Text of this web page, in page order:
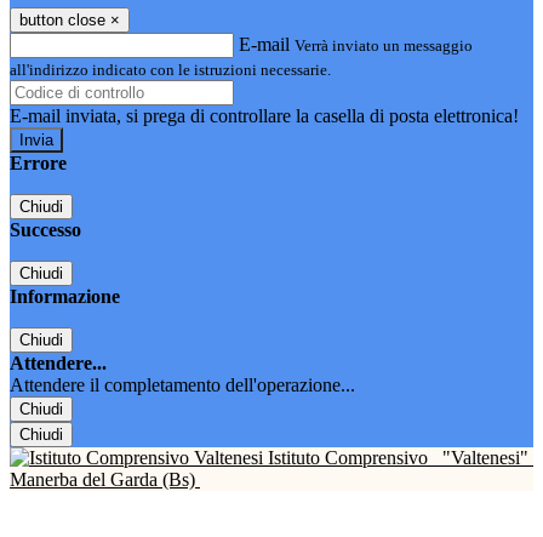
button close ×
E-mail Verrà inviato un messaggio
all'indirizzo indicato con le istruzioni necessarie.
E-mail inviata, si prega di controllare la casella di posta elettronica!
Errore
Chiudi
Successo
Chiudi
Informazione
Chiudi
Attendere...
Attendere il completamento dell'operazione...
Chiudi
Chiudi
Istituto Comprensivo
"Valtenesi"
Manerba del Garda (Bs)